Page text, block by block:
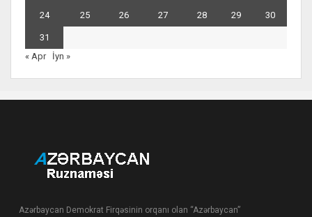
24 25 26 27 28 29 30
31
« Apr
İyn »
Azərbaycan Demokrat Firqəsinin orqanı olan “Azərbaycan”